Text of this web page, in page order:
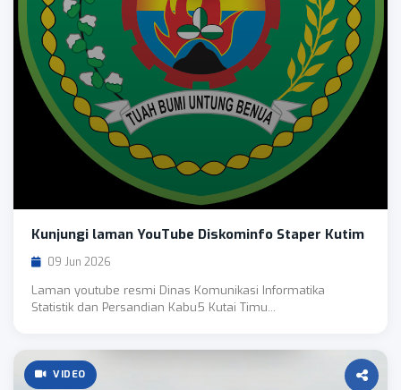
Kunjungi laman YouTube Diskominfo Staper Kutim
09 Jun 2026
Laman youtube resmi Dinas Komunikasi Informatika
Statistik dan Persandian Kabu5 Kutai Timu...
VIDEO